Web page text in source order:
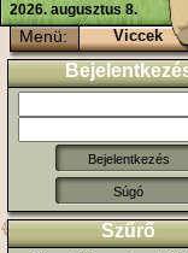
2026. augusztus 8.
Menü: Viccek
Súgó
Szűrő